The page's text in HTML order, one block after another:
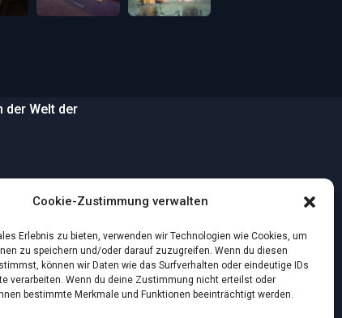
Cookie-Zustimmung verwalten
Erlebnis zu bieten, verwenden wir Technologien wie Cookies, um
zu speichern und/oder darauf zuzugreifen. Wenn du diesen
können wir Daten wie das Surfverhalten oder eindeutige IDs
verarbeiten. Wenn du deine Zustimmung nicht erteilst oder
bestimmte Merkmale und Funktionen beeinträchtigt werden.
der Welt der
Strand
Intelligenz: